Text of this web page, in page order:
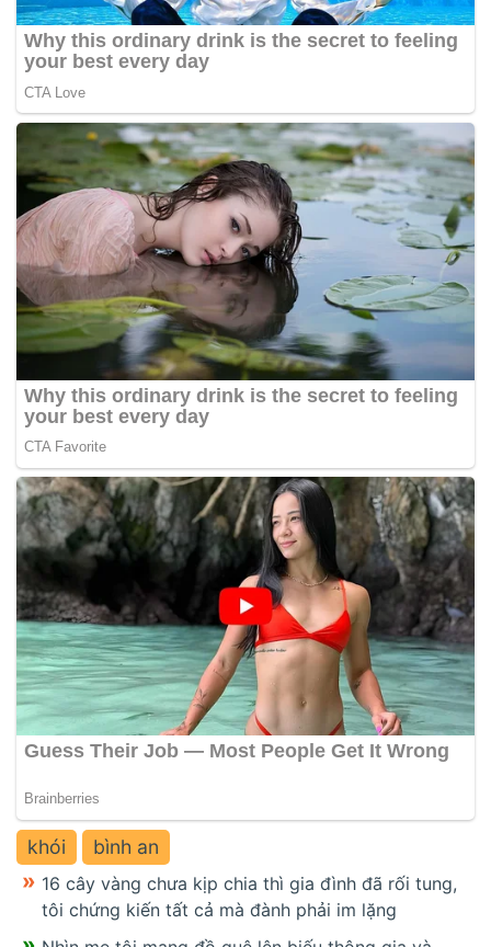
khói bình an
16 cây vàng chưa kịp chia thì gia đình đã rối tung,
tôi chứng kiến tất cả mà đành phải im lặng